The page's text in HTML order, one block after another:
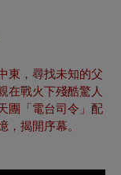
東，尋找未知的父
在戰火下殘酷驚人
團「電台司令」配
揭開序幕。